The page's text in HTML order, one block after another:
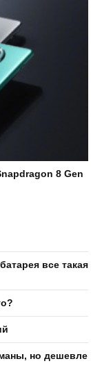
8 Gen
все такая
но дешевле